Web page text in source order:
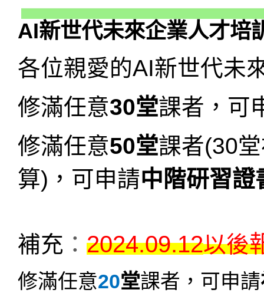
AI新世代未來企業人才培
各位親愛的AI新世代未
修滿任意30堂課者，可
修滿任意50堂課者(30
算) ，可申請中階研習證
補充 ： 2024.09.12以後
修滿任意20堂課者，可申請